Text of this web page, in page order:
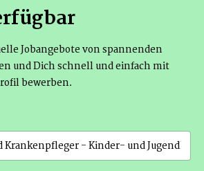
Jobangebote von spannenden
und Dich schnell und einfach mit
bewerben.